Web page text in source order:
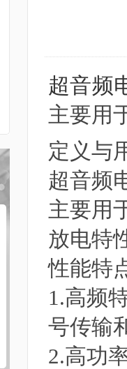
超音频
主要用
定义与
超音频
主要用
放电特
性能特
1.高频
号传输
2.高功